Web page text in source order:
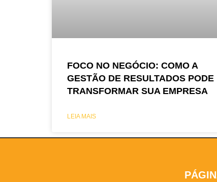
FOCO NO NEGÓCIO: COMO A
GESTÃO DE RESULTADOS PODE
TRANSFORMAR SUA EMPRESA
LEIA MAIS